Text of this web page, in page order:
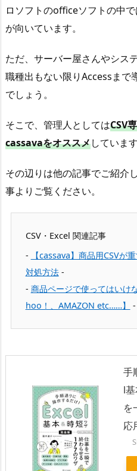
ロソフトのofficeソフトの中
が向いています。
ただ、サーバー屋さんやシス
職種出もない限りAccessまで
でしょう。
そこで、管理人としてはCSV
cassavaをオススメしています
その辺りは他の記事でご紹介
事よりご覧ください。
CSV・Excel 関連記事
【cassava】商品用CSVが
対処方法
商品ページで使ってはいけ
hoo！、AMAZON etc……】
手
l
を
応